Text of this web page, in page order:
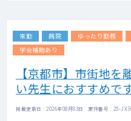
常勤 病院 ゆったり勤務
学会補助あり
【京都市】市街地を
い先生におすすめで
掲載更新日 : 2026年08月03日 案件番号 : 25-